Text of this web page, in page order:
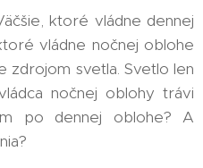
ktoré vládne dennej
vládne nočnej oblohe
zdrojom svetla. Svetlo len
nočnej oblohy trávi
po dennej oblohe? A